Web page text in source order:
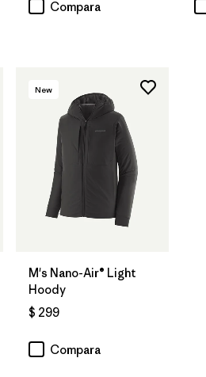
Compara
New
M's Nano-Air® Light
Hoody
$ 299
Compara